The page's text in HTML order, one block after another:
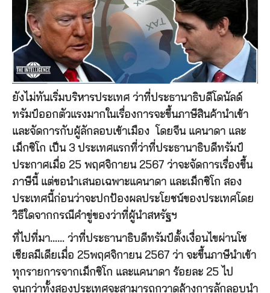
ยังไม่ทันเริ่มบริหารประเทศ ว่าที่ประธานาธิบดีโดนัลด์
ทรัมป์ออกตัวแรงมากในเรื่องการจะขึ้นภาษีสินค้านำเข้า
และจัดการกับผู้ลักลอบเข้าเมือง โดยจีน แคนาดา และ
เม็กซิโก เป็น 3 ประเทศแรกที่ว่าที่ประธานาธิบดีทรัมป์
ประกาศเมื่อ 25 พฤศจิกายน 2567 ว่าจะจัดการเรื่องขึ้น
ภาษีนี้ แต่ขอนำเสนอเฉพาะแคนาดา และเม็กซิโก สอง
ประเทศนี้ก่อนว่าจะปกป้องผลประโยชน์ของประเทศโดย
วิธีใดจากกรณีคำขู่ของว่าที่ผู้นำสหรัฐฯ
ที่ไปที่มา…… ว่าที่ประธานาธิบดีทรัมป์ตั้งเงื่อนไขผ่านโซ
เชียลมีเดียเมื่อ 25พฤศจิกายน 2567 ว่า จะขึ้นภาษีนำเข้า
ทุกรายการจากเม็กซิโก และแคนาดา ร้อยละ 25 ไป
จนกว่าทั้งสองประเทศจะสามารถกวาดล้างการลักลอบนำ